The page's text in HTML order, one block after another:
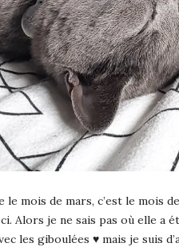
mois de mars, c’est le mois
Alors je ne sais pas où elle a
les giboulées ♥ mais je suis